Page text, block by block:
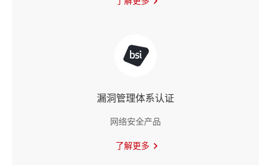
漏洞管理体系认证
网络安全产品
了解更多